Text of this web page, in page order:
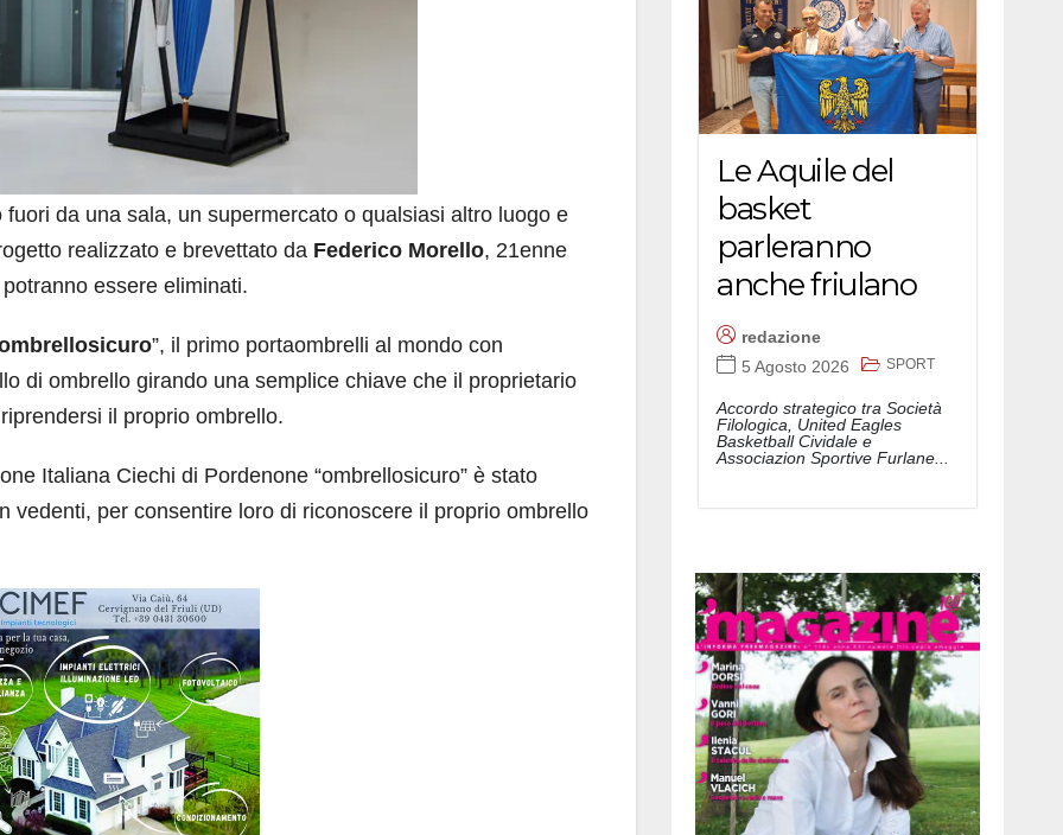
da una sala, un supermercato o qualsiasi altro luogo e
realizzato e brevettato da Federico Morello, 21enne
essere eliminati.
”, il primo portaombrelli al mondo con
di ombrello girando una semplice chiave che il proprietario
il proprio ombrello.
Italiana Ciechi di Pordenone “ombrellosicuro” è stato
vedenti, per consentire loro di riconoscere il proprio ombrello
Le Aquile del
basket
parleranno
anche friulano
redazione
5 Agosto 2026
SPORT
Accordo strategico tra Società
Filologica, United Eagles
Basketball Cividale e
Associazion Sportive Furlane...